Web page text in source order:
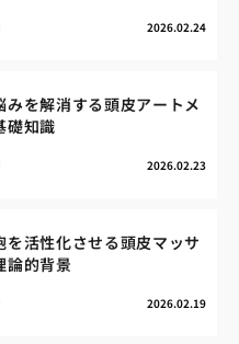
2026.02.24
みを解消する頭皮アートメ
礎知識
2026.02.23
を活性化させる頭皮マッサ
論的背景
2026.02.19